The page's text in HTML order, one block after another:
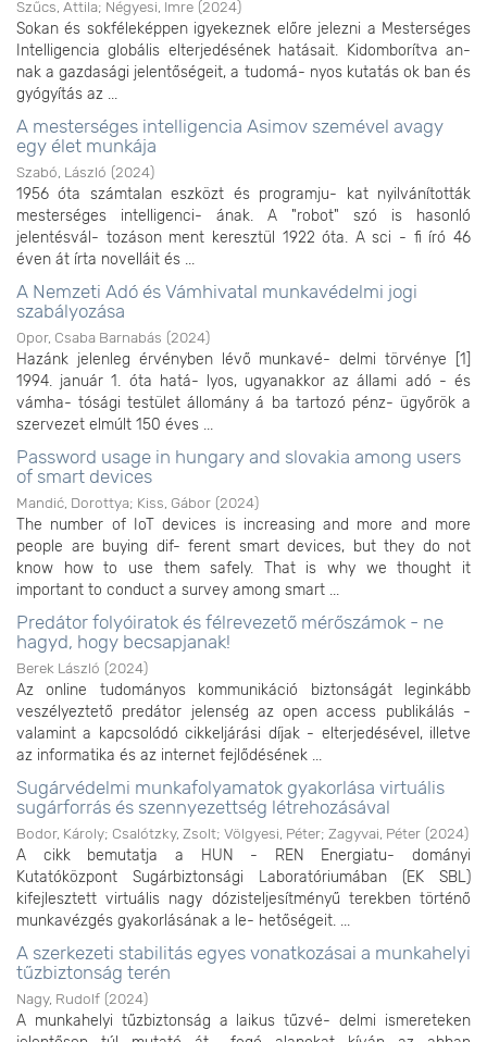
Szűcs, Attila; Négyesi, Imre (2024)
Sokan és sokféleképpen igyekeznek előre jelezni a Mesterséges
Intelligencia globális elterjedésének hatásait. Kidomborítva an-
nak a gazdasági jelentőségeit, a tudomá- nyos kutatás ok ban és
gyógyítás az ...
A mesterséges intelligencia Asimov szemével avagy
egy élet munkája
Szabó, László (2024)
1956 óta számtalan eszközt és programju- kat nyilvánították
mesterséges intelligenci- ának. A "robot" szó is hasonló
jelentésvál- tozáson ment keresztül 1922 óta. A sci - fi író 46
éven át írta novelláit és ...
A Nemzeti Adó és Vámhivatal munkavédelmi jogi
szabályozása
Opor, Csaba Barnabás (2024)
Hazánk jelenleg érvényben lévő munkavé- delmi törvénye [1]
1994. január 1. óta hatá- lyos, ugyanakkor az állami adó - és
vámha- tósági testület állomány á ba tartozó pénz- ügyőrök a
szervezet elmúlt 150 éves ...
Password usage in hungary and slovakia among users
of smart devices
Mandić, Dorottya; Kiss, Gábor (2024)
The number of IoT devices is increasing and more and more
people are buying dif- ferent smart devices, but they do not
know how to use them safely. That is why we thought it
important to conduct a survey among smart ...
Predátor folyóiratok és félrevezető mérőszámok - ne
hagyd, hogy becsapjanak!
Berek László (2024)
Az online tudományos kommunikáció biztonságát leginkább
veszélyeztető predátor jelenség az open access publikálás -
valamint a kapcsolódó cikkeljárási díjak - elterjedésével, illetve
az informatika és az internet fejlődésének ...
Sugárvédelmi munkafolyamatok gyakorlása virtuális
sugárforrás és szennyezettség létrehozásával
Bodor, Károly; Csalótzky, Zsolt; Völgyesi, Péter; Zagyvai, Péter (2024)
A cikk bemutatja a HUN - REN Energiatu- dományi
Kutatóközpont Sugárbiztonsági Laboratóriumában (EK SBL)
kifejlesztett virtuális nagy dózisteljesítményű terekben történő
munkavézgés gyakorlásának a le- hetőségeit. ...
A szerkezeti stabilitás egyes vonatkozásai a munkahelyi
tűzbiztonság terén
Nagy, Rudolf (2024)
A munkahelyi tűzbiztonság a laikus tűzvé- delmi ismereteken